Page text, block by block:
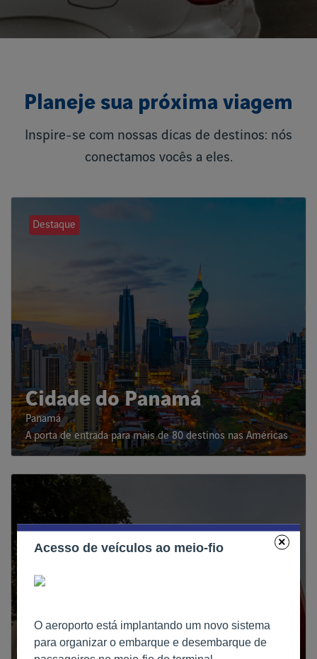
Planeje sua próxima viagem
Inspire-se com nossas dicas de destinos: nós
conectamos vocês a eles.
Destaque
Cidade do Panamá
Panamá
A porta de entrada para mais de 80 destinos nas Américas
Acesso de veículos ao meio-fio ×
O aeroporto está implantando um novo sistema
para organizar o embarque e desembarque de